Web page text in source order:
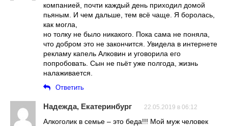
компанией, почти каждый день приходил домой
пьяным. И чем дальше, тем всё чаще. Я боролась,
как могла,
но толку не было никакого. Пока сама не поняла,
что добром это не закончится. Увидела в интернете
рекламу капель Алковин и уговорила его
попробовать. Сын не пьёт уже полгода, жизнь
налаживается.
Ответить
Надежда, Екатеринбург 22.05.2019 в 06:12
Алкоголик в семье – это беда!!! Мой муж человек